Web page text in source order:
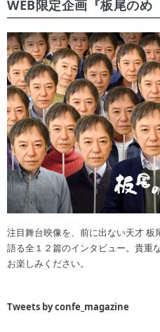
WEB限定企画『板尾の
注目舞台映像を、前に出ない天才
語る全１２篇のインタビュー。貴重
お楽しみください。
Tweets by confe_magazine